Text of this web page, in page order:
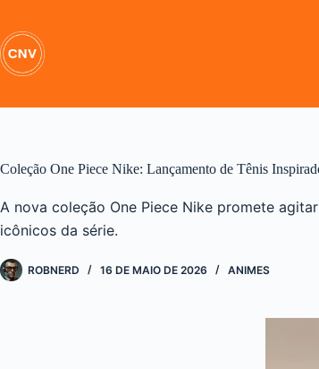
o
conteúdo
Coleção One Piece Nike: Lançamento de Tênis
A nova coleção One Piece Nike promete
icônicos da série.
ROBNERD 16 DE MAIO DE 2026 ANIMES